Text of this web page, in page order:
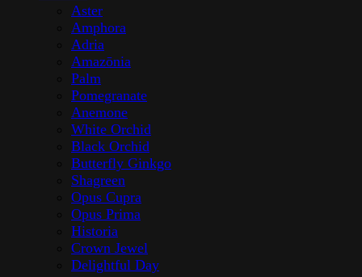
Aster
Amphora
Adria
Amazōnia
Palm
Pomegranate
Anemone
White Orchid
Black Orchid
Butterfly Ginkgo
Shagreen
Opus Cupra
Opus Prima
Historia
Crown Jewel
Delightful Day